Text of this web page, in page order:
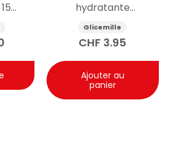
hydratante
antibactérienne pour
les mains 100ml
Glicemille
CHF 3.95
Ajouter au
panier